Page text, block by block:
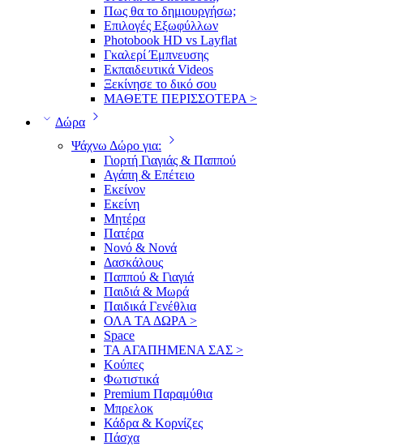
Πως θα το δημιουργήσω;
Επιλογές Εξωφύλλων
Photobook HD vs Layflat
Γκαλερί Έμπνευσης
Εκπαιδευτικά Videos
Ξεκίνησε το δικό σου
ΜΑΘΕΤΕ ΠΕΡΙΣΣΟΤΕΡΑ >
Δώρα
Ψάχνω Δώρο για:
Γιορτή Γιαγιάς & Παππού
Αγάπη & Επέτειο
Εκείνον
Εκείνη
Μητέρα
Πατέρα
Νονό & Νονά
Δασκάλους
Παππού & Γιαγιά
Παιδιά & Μωρά
Παιδικά Γενέθλια
ΟΛΑ ΤΑ ΔΩΡΑ >
Space
ΤΑ ΑΓΑΠΗΜΕΝΑ ΣΑΣ >
Κούπες
Φωτιστικά
Premium Παραμύθια
Μπρελοκ
Κάδρα & Κορνίζες
Πάσχα